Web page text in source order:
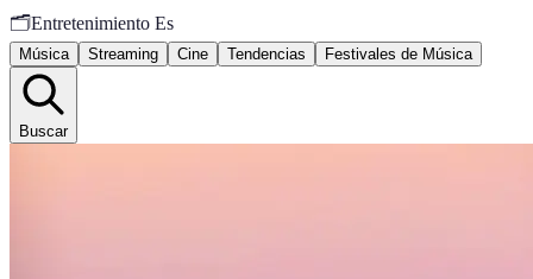
🗂️Entretenimiento Es
Música Streaming Cine Tendencias Festivales de Música
Buscar